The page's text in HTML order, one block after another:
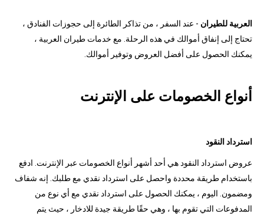
العربية للطيران - عند السفر ، من تذاكر الطائرة إلى حجوزات الفنادق ،
تحتاج إلى إنفاق أموالك في هذه الرحلة. مع خدمات طيران العربية ،
يمكنك الحصول على أفضل العروض وتوفير أموالك.
أنواع الخصومات على الإنترنت
استرداد النقود
عروض استرداد النقود هي أحد أشهر أنواع الخصومات عبر الإنترنت. ادفع
باستخدام طريقة محددة واحصل على استرداد نقدي مع طلبك. إنه شفاف
ومضمون. اليوم ، يمكنك الحصول على استرداد نقدي مع أي نوع من
المدفوعات التي تقوم بها ، وهي حقًا طريقة جيدة للادخار ، حيث يتم